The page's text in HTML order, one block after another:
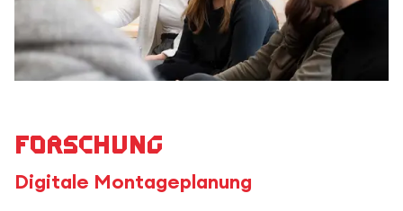
Forschung
Digitale Montageplanung